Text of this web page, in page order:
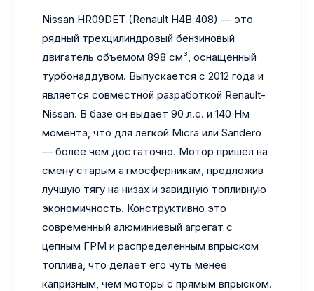
Nissan HR09DET (Renault H4B 408) — это
рядный трехцилиндровый бензиновый
двигатель объемом 898 см³, оснащенный
турбонаддувом. Выпускается с 2012 года и
является совместной разработкой Renault-
Nissan. В базе он выдает 90 л.с. и 140 Нм
момента, что для легкой Micra или Sandero
— более чем достаточно. Мотор пришел на
смену старым атмосферникам, предложив
лучшую тягу на низах и завидную топливную
экономичность. Конструктивно это
современный алюминиевый агрегат с
цепным ГРМ и распределенным впрыском
топлива, что делает его чуть менее
капризным, чем моторы с прямым впрыском.